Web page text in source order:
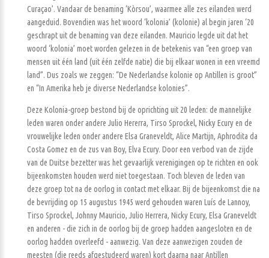
Curaçao’. Vandaar de benaming ‘Kòrsou’, waarmee alle zes eilanden werd
aangeduid. Bovendien was het woord ‘kolonia’ (kolonie) al begin jaren ‘20
geschrapt uit de benaming van deze eilanden. Mauricio legde uit dat het
woord ‘kolonia’ moet worden gelezen in de betekenis van “een groep van
mensen uit één land (uit één zelfde natie) die bij elkaar wonen in een vreemd
land”. Dus zoals we zeggen: “De Nederlandse kolonie op Antillen is groot”
en “In Amerika heb je diverse Nederlandse kolonies”.
Deze Kolonia-groep bestond bij de oprichting uit 20 leden: de mannelijke
leden waren onder andere Julio Hererra, Tirso Sprockel, Nicky Ecury en de
vrouwelijke leden onder andere Elsa Graneveldt, Alice Martijn, Aphrodita da
Costa Gomez en de zus van Boy, Elva Ecury. Door een verbod van de zijde
van de Duitse bezetter was het gevaarlijk verenigingen op te richten en ook
bijeenkomsten houden werd niet toegestaan. Toch bleven de leden van
deze groep tot na de oorlog in contact met elkaar. Bij de bijeenkomst die na
de bevrijding op 15 augustus 1945 werd gehouden waren Luís de Lannoy,
Tirso Sprockel, Johnny Mauricio, Julio Herrera, Nicky Ecury, Elsa Graneveldt
en anderen - die zich in de oorlog bij de groep hadden aangesloten en de
oorlog hadden overleefd - aanwezig. Van deze aanwezigen zouden de
meesten (die reeds afgestudeerd waren) kort daarna naar Antillen